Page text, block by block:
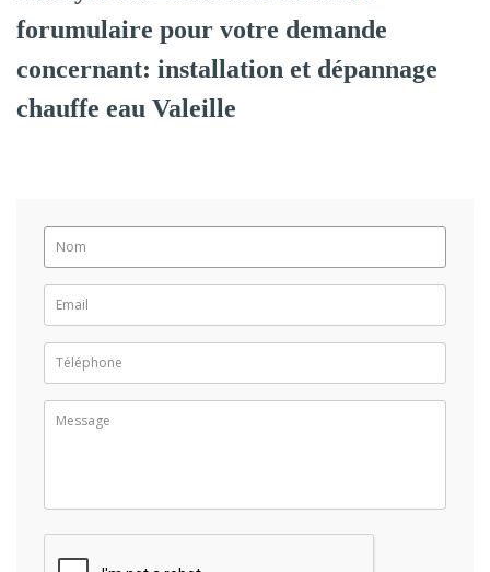
forumulaire pour votre demande
concernant: installation et dépannage
chauffe eau Valeille